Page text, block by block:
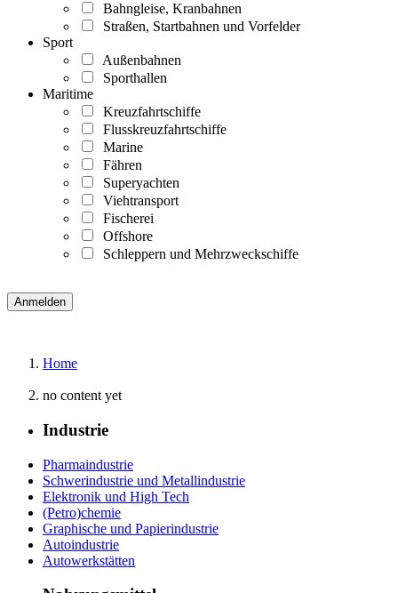
Bahngleise, Kranbahnen
Straßen, Startbahnen und Vorfelder
Sport
Außenbahnen
Sporthallen
Maritime
Kreuzfahrtschiffe
Flusskreuzfahrtschiffe
Marine
Fähren
Superyachten
Viehtransport
Fischerei
Offshore
Schleppern und Mehrzweckschiffe
Home
no content yet
Industrie
Pharmaindustrie
Schwerindustrie und Metallindustrie
Elektronik und High Tech
(Petro)chemie
Graphische und Papierindustrie
Autoindustrie
Autowerkstätten